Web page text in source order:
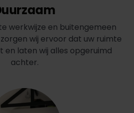
werkwijze en buitengemeen
wij ervoor dat uw ruimte
en laten wij alles opgeruimd
achter.